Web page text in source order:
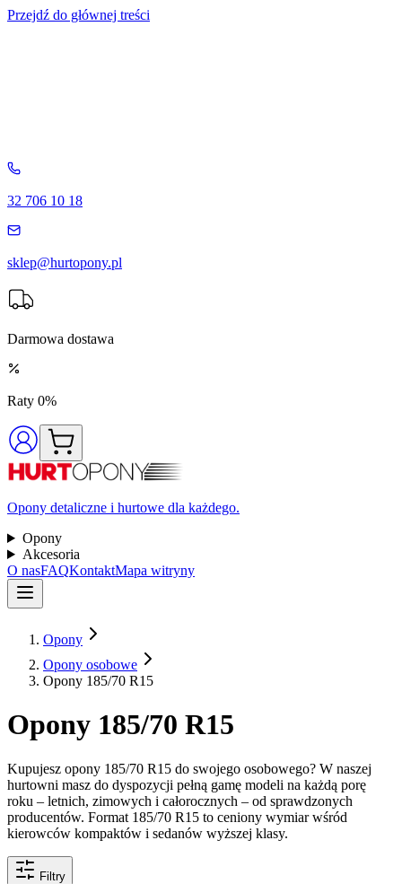
Przejdź do głównej treści
32 706 10 18
sklep@hurtopony.pl
Darmowa dostawa
Raty 0%
Opony detaliczne i hurtowe dla każdego.
Opony
Akcesoria
O nasFAQKontaktMapa witryny
Opony
Opony osobowe
Opony 185/70 R15
Opony 185/70 R15
Kupujesz opony 185/70 R15 do swojego osobowego? W naszej
hurtowni masz do dyspozycji pełną gamę modeli na każdą porę
roku – letnich, zimowych i całorocznych – od sprawdzonych
producentów. Format 185/70 R15 to ceniony wymiar wśród
kierowców kompaktów i sedanów wyższej klasy.
Filtry